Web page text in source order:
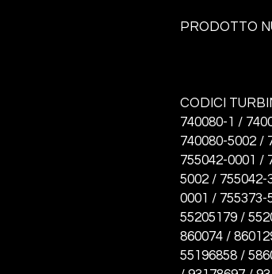
PRODOTTO
CODICI
740080-1 /
740080-5002 /
755042-0001 /
5002 / 755042-
0001 / 755373-
55205179 /
860074 /
55196858 /